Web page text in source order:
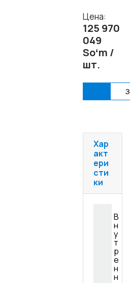
Цена:
125 970
049
Soʻm /
шт.
Хар
акт
ери
сти
ки
В
н
у
т
р
е
н
н